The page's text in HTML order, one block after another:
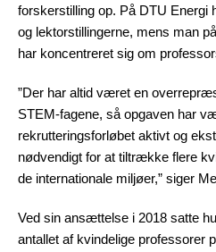
forskerstilling op. På DTU
og lektorstillingerne, mens man
har koncentreret sig om
”Der har altid været en
STEM-fagene, så opgaven har
rekrutteringsforløbet aktivt og
nødvendigt for at tiltrække flere
de internationale miljøer,” siger
Ved sin ansættelse i 2018 satte
antallet af kvindelige professorer